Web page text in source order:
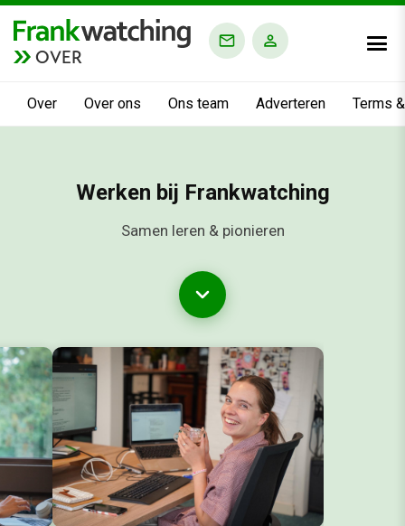
OVER
Over Over ons Ons team Adverteren Terms
Werken bij Frankwatching
Samen leren & pionieren